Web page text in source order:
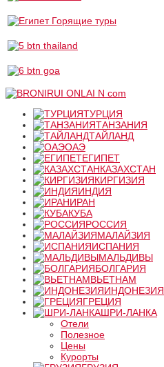
ТУРЦИЯ
ТАНЗАНИЯ
ТАЙЛАНД
ОАЭ
ЕГИПЕТ
КАЗАХСТАН
КИРГИЗИЯ
ИНДИЯ
ИРАН
КУБА
РОССИЯ
МАЛАЙЗИЯ
ИСПАНИЯ
МАЛЬДИВЫ
БОЛГАРИЯ
ВЬЕТНАМ
ИНДОНЕЗИЯ
ГРЕЦИЯ
ШРИ-ЛАНКА
Отели
Полезное
Цены
Курорты